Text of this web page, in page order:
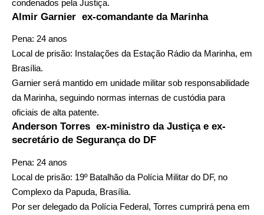
condenados pela Justiça.
Almir Garnier ex-comandante da Marinha
Pena: 24 anos
Local de prisão: Instalações da Estação Rádio da Marinha, em
Brasília.
Garnier será mantido em unidade militar sob responsabilidade
da Marinha, seguindo normas internas de custódia para
oficiais de alta patente.
Anderson Torres ex-ministro da Justiça e ex-
secretário de Segurança do DF
Pena: 24 anos
Local de prisão: 19º Batalhão da Polícia Militar do DF, no
Complexo da Papuda, Brasília.
Por ser delegado da Polícia Federal, Torres cumprirá pena em